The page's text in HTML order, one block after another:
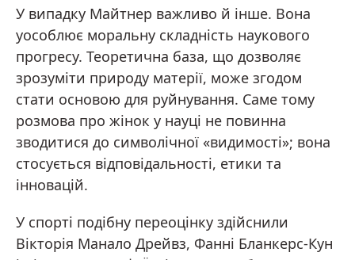
У випадку Майтнер важливо й інше. Вона
уособлює моральну складність наукового
прогресу. Теоретична база, що дозволяє
зрозуміти природу матерії, може згодом
стати основою для руйнування. Саме тому
розмова про жінок у науці не повинна
зводитися до символічної «видимості»; вона
стосується відповідальності, етики та
інновацій.
У спорті подібну переоцінку здійснили
Вікторія Манало Дрейвз, Фанні Бланкерс-Кун